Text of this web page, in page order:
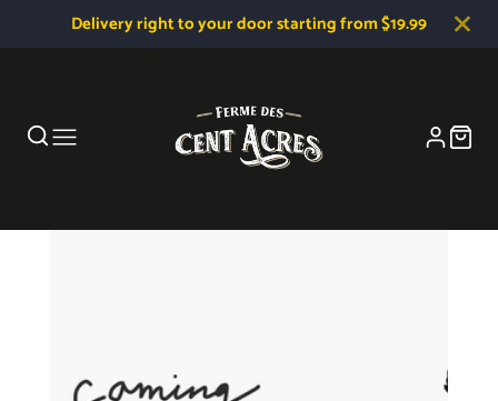
Delivery right to your door starting from $19.99